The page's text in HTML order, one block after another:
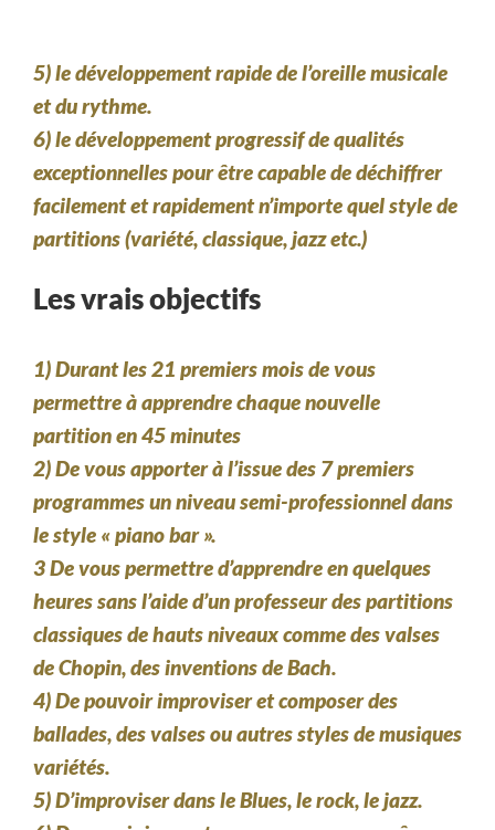
5)le développement rapide de l’oreille musicale
et du rythme.
6)le développement progressif de qualités
exceptionnelles pour être capable de déchiffrer
facilement et rapidement n’importe quel style de
partitions (variété, classique, jazz etc.)
Les vrais objectifs
1) Durant les 21 premiers mois de vous
permettre à apprendre chaque nouvelle
partition en 45 minutes
2) De vous apporter à l’issue des 7 premiers
programmes un niveau semi-professionnel dans
le style « piano bar ».
3 De vous permettre d’apprendre en quelques
heures sans l’aide d’un professeur des partitions
classiques de hauts niveaux comme des valses
de Chopin, des inventions de Bach.
4) De pouvoir improviser et composer des
ballades, des valses ou autres styles de musiques
variétés.
5) D’improviser dans le Blues, le rock, le jazz.